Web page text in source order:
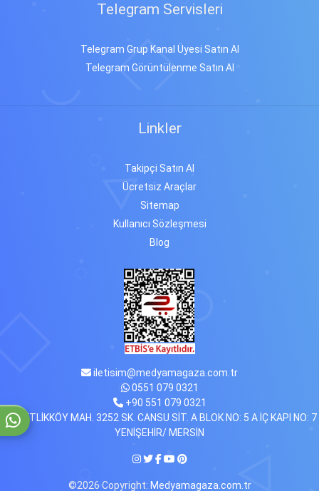
Telegram Servisleri
Telegram Grup Kanal Üyesi Satın Al
Telegram Görüntülenme Satın Al
Linkler
Takipçi Satın Al
Ücretsiz Araçlar
Sitemap
Kullanıcı Sözleşmesi
Blog
iletisim@medyamagaza.com.tr
0551 079 0321
+90 551 079 0321
ÇİFTLİKKÖY MAH. 3252 SK. CANSU SİT. A BLOK NO: 5 A İÇ KAPI NO: 7
YENİŞEHİR/ MERSİN
©2026 Copyright: Medyamagaza.com.tr